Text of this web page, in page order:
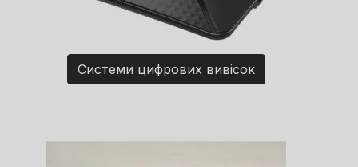
Системи цифрових вивісок